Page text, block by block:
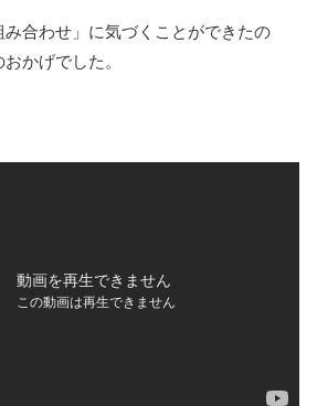
み合わせ」に気づくことができたの
かげでした。